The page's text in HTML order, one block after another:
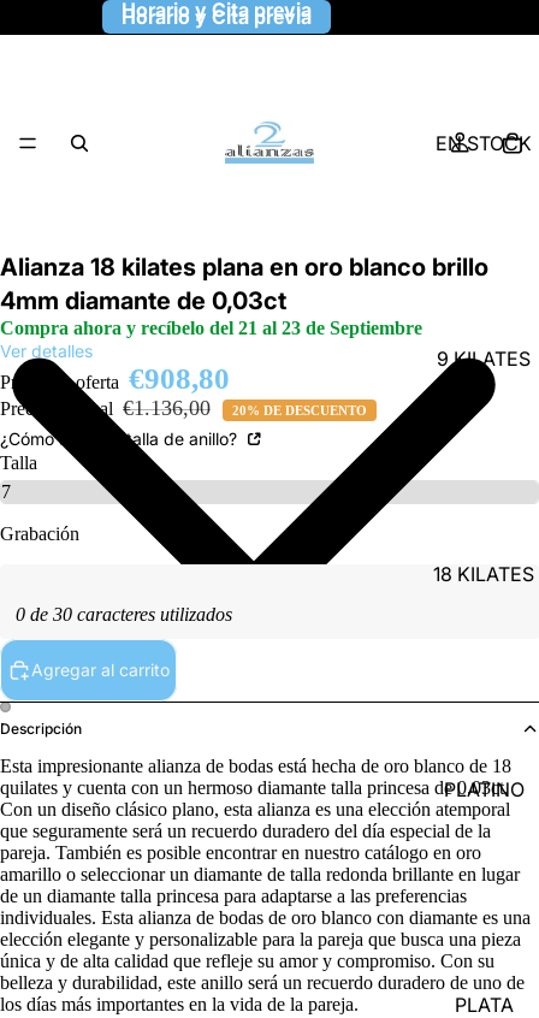
Horario y Cita previa
Horario y Cita previa
EN STOCK
9 KILATES
18 KILATES
PLATINO
PLATA
Alianza 18 kilates plana en oro blanco brillo
4mm diamante de 0,03ct
Compra ahora y recíbelo del 21 al 23 de Septiembre
Ver detalles
Precio de oferta €908,80
Precio habitual €1.136,00 20% DE DESCUENTO
¿Cómo saber la talla de anillo?
Talla
Grabación
0 de 30 caracteres utilizados
Agregar al carrito
Descripción
Esta impresionante alianza de bodas está hecha de oro blanco de 18
quilates y cuenta con un hermoso diamante talla princesa de 0.03ct.
Con un diseño clásico plano, esta alianza es una elección atemporal
que seguramente será un recuerdo duradero del día especial de la
pareja. También es posible encontrar en nuestro catálogo en oro
amarillo o seleccionar un diamante de talla redonda brillante en lugar
de un diamante talla princesa para adaptarse a las preferencias
individuales. Esta alianza de bodas de oro blanco con diamante es una
elección elegante y personalizable para la pareja que busca una pieza
única y de alta calidad que refleje su amor y compromiso. Con su
belleza y durabilidad, este anillo será un recuerdo duradero de uno de
los días más importantes en la vida de la pareja.